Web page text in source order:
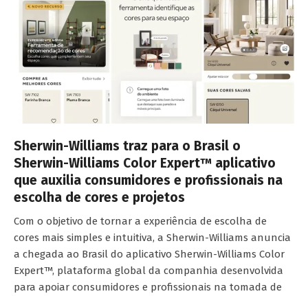
Sherwin-Williams traz para o Brasil o
Sherwin-Williams Color Expert™ aplicativo
que auxilia consumidores e profissionais na
escolha de cores e projetos
Com o objetivo de tornar a experiência de escolha de
cores mais simples e intuitiva, a Sherwin-Williams anuncia
a chegada ao Brasil do aplicativo Sherwin-Williams Color
Expert™, plataforma global da companhia desenvolvida
para apoiar consumidores e profissionais na tomada de